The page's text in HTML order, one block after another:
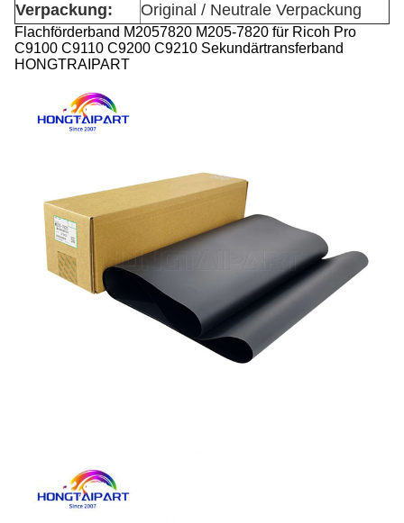
Verpackung:
Original / Neutrale Verpackung
Flachförderband M2057820 M205-7820 für Ricoh Pro
C9100 C9110 C9200 C9210 Sekundärtransferband
HONGTRAIPART